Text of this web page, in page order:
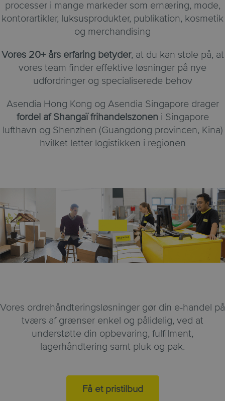
processer i mange markeder som ernæring, mode,
kontorartikler, luksusprodukter, publikation, kosmetik
og merchandising
Vores 20+ års erfaring betyder, at du kan stole på, at
vores team finder effektive løsninger på nye
udfordringer og specialiserede behov
Asendia Hong Kong og Asendia Singapore drager
fordel af Shangaï frihandelszonen i Singapore
lufthavn og Shenzhen (Guangdong provincen, Kina)
hvilket letter logistikken i regionen
Vores ordrehåndteringsløsninger gør din e-handel på
tværs af grænser enkel og pålidelig, ved at
understøtte din opbevaring, fulfilment,
lagerhåndtering samt pluk og pak.
Få et pristilbud